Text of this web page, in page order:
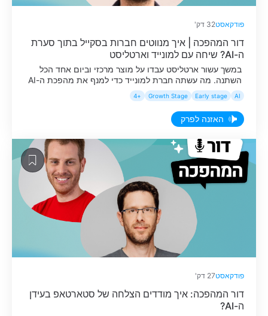
פודקאסט32 דק'
דור המהפכה | איך מנווטים חברות בסקייל בתוך סערת
ה-AI? שיחה עם למונייד וארטליסט
במשך עשור ארטליסט עבדו על מוצר מרכזי וביום אחד הכל
השתנה. מה עשתה חברת למונייד כדי למנף את מהפכת ה-AI
ולצמוח בתקופה הזו? האזינו לפרק באתר.
AI
Early stage
Growth Stage
+4
האזנה לפרק
פודקאסט27 דק'
דור המהפכה: איך מודדים הצלחה של סטארטאפ בעידן
ה-AI?